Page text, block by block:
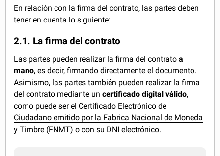
En relación con la firma del contrato, las partes deben
tener en cuenta lo siguiente:
2.1. La firma del contrato
Las partes pueden realizar la firma del contratoa
mano, es decir, firmando directamente el documento.
Asimismo, las partes también pueden realizar la firma
del contrato mediante uncertificado digital válido,
como puede ser el Certificado Electrónico de
Ciudadano emitido por la Fabrica Nacional de Moneda
y Timbre (FNMT) o con su DNI electrónico.